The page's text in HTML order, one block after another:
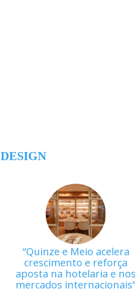
DESIGN
Quinze e Meio acelera
crescimento e reforça
aposta na hotelaria e nos
mercados internacionais